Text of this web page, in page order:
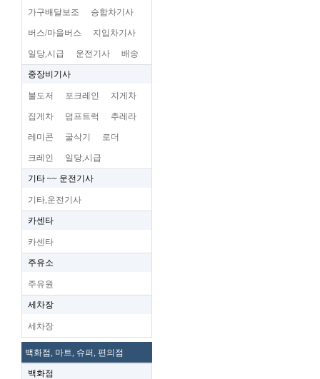
가구배달보조 승합차기사
버스/마을버스 지입차기사
일당,시급 운전기사 배송
중장비기사
불도저 포크레인 지게차
집게차 덤프트럭 추레라
레미콘 굴삭기 로더
크레인 일당,시급
기타 ~~ 운전기사
기타,운전기사
카센타
카센타
주유소
주유원
세차장
세차장
백화점, 마트, 슈퍼, 편의점
백화점